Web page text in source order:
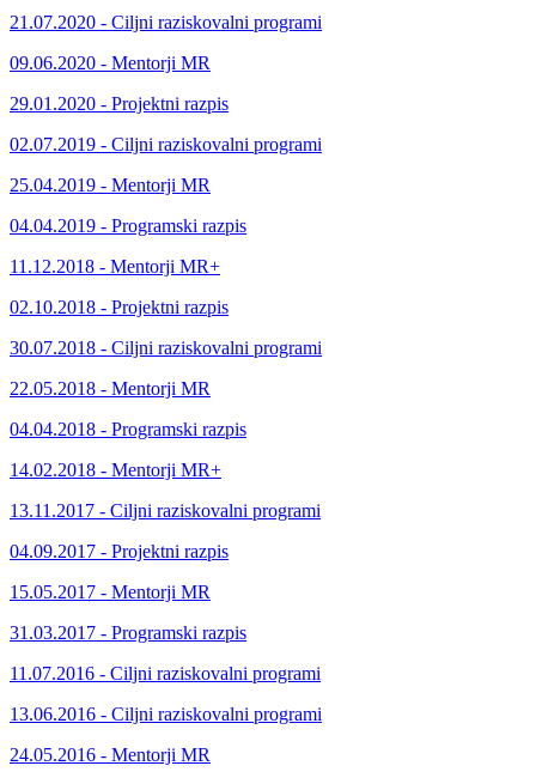
21.07.2020 - Ciljni raziskovalni programi
09.06.2020 - Mentorji MR
29.01.2020 - Projektni razpis
02.07.2019 - Ciljni raziskovalni programi
25.04.2019 - Mentorji MR
04.04.2019 - Programski razpis
11.12.2018 - Mentorji MR+
02.10.2018 - Projektni razpis
30.07.2018 - Ciljni raziskovalni programi
22.05.2018 - Mentorji MR
04.04.2018 - Programski razpis
14.02.2018 - Mentorji MR+
13.11.2017 - Ciljni raziskovalni programi
04.09.2017 - Projektni razpis
15.05.2017 - Mentorji MR
31.03.2017 - Programski razpis
11.07.2016 - Ciljni raziskovalni programi
13.06.2016 - Ciljni raziskovalni programi
24.05.2016 - Mentorji MR